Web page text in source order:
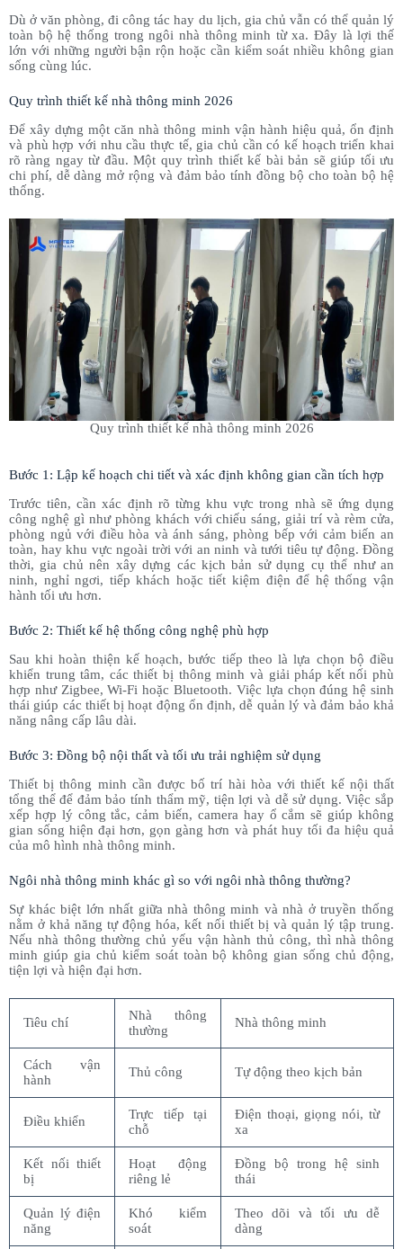
Dù ở văn phòng, đi công tác hay du lịch, gia chủ vẫn có thể quản lý
toàn bộ hệ thống trong ngôi nhà thông minh từ xa. Đây là lợi thế
lớn với những người bận rộn hoặc cần kiểm soát nhiều không gian
sống cùng lúc.
Quy trình thiết kế nhà thông minh 2026
Để xây dựng một căn nhà thông minh vận hành hiệu quả, ổn định
và phù hợp với nhu cầu thực tế, gia chủ cần có kế hoạch triển khai
rõ ràng ngay từ đầu. Một quy trình thiết kế bài bản sẽ giúp tối ưu
chi phí, dễ dàng mở rộng và đảm bảo tính đồng bộ cho toàn bộ hệ
thống.
Quy trình thiết kế nhà thông minh 2026
Bước 1: Lập kế hoạch chi tiết và xác định không gian cần tích hợp
Trước tiên, cần xác định rõ từng khu vực trong nhà sẽ ứng dụng
công nghệ gì như phòng khách với chiếu sáng, giải trí và rèm cửa,
phòng ngủ với điều hòa và ánh sáng, phòng bếp với cảm biến an
toàn, hay khu vực ngoài trời với an ninh và tưới tiêu tự động. Đồng
thời, gia chủ nên xây dựng các kịch bản sử dụng cụ thể như an
ninh, nghỉ ngơi, tiếp khách hoặc tiết kiệm điện để hệ thống vận
hành tối ưu hơn.
Bước 2: Thiết kế hệ thống công nghệ phù hợp
Sau khi hoàn thiện kế hoạch, bước tiếp theo là lựa chọn bộ điều
khiển trung tâm, các thiết bị thông minh và giải pháp kết nối phù
hợp như Zigbee, Wi-Fi hoặc Bluetooth. Việc lựa chọn đúng hệ sinh
thái giúp các thiết bị hoạt động ổn định, dễ quản lý và đảm bảo khả
năng nâng cấp lâu dài.
Bước 3: Đồng bộ nội thất và tối ưu trải nghiệm sử dụng
Thiết bị thông minh cần được bố trí hài hòa với thiết kế nội thất
tổng thể để đảm bảo tính thẩm mỹ, tiện lợi và dễ sử dụng. Việc sắp
xếp hợp lý công tắc, cảm biến, camera hay ổ cắm sẽ giúp không
gian sống hiện đại hơn, gọn gàng hơn và phát huy tối đa hiệu quả
của mô hình nhà thông minh.
Ngôi nhà thông minh khác gì so với ngôi nhà thông thường?
Sự khác biệt lớn nhất giữa nhà thông minh và nhà ở truyền thống
nằm ở khả năng tự động hóa, kết nối thiết bị và quản lý tập trung.
Nếu nhà thông thường chủ yếu vận hành thủ công, thì nhà thông
minh giúp gia chủ kiểm soát toàn bộ không gian sống chủ động,
tiện lợi và hiện đại hơn.
Tiêu chí
Nhà thông
thường
Nhà thông minh
Cách vận
hành
Thủ công Tự động theo kịch bản
Điều khiển
Trực tiếp tại
chỗ
Điện thoại, giọng nói, từ
xa
Kết nối thiết
bị
Hoạt động
riêng lẻ
Đồng bộ trong hệ sinh
thái
Quản lý điện
năng
Khó kiểm
soát
Theo dõi và tối ưu dễ
dàng